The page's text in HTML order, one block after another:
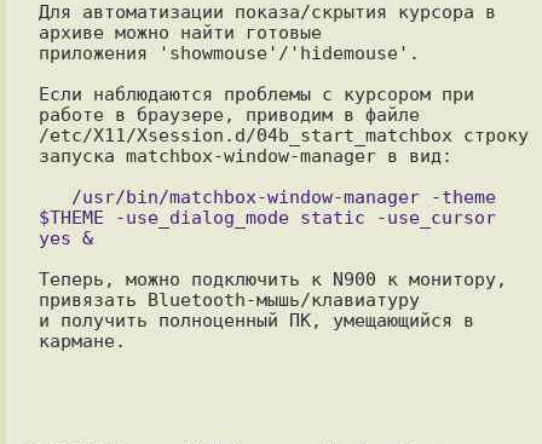
Для автоматизации показа/скрытия курсора в
архиве можно найти готовые
приложения 'showmouse'/'hidemouse'.
Если наблюдаются проблемы с курсором при
работе в браузере, приводим в файле
/etc/X11/Xsession.d/04b_start_matchbox строку
запуска matchbox-window-manager в вид:
$THEME -use_dialog_mode static -use_cursor
yes &
Теперь, можно подключить к N900 к монитору,
привязать Bluetooth-мышь/клавиатуру
и получить полноценный ПК, умещающийся в